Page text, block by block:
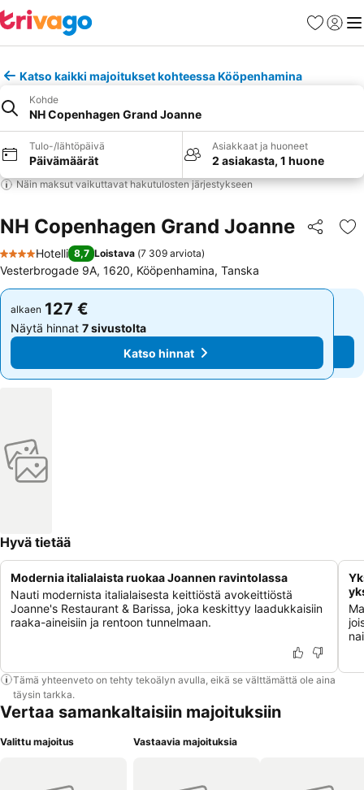
Suosikit
Katso kaikki majoitukset kohteessa Kööpenhamina
Kohde
NH Copenhagen Grand Joanne
Tulo-/lähtöpäivä
Päivämäärät
Asiakkaat ja huoneet
2 asiakasta, 1 huone
Näin maksut vaikuttavat hakutulosten järjestykseen
NH Copenhagen Grand Joanne Jaa
4 Tähtiluokitus
Hotelli 8,7 Loistava (7 309 arviota)
Vesterbrogade 9A, 1620, Kööpenhamina, Tanska
alkaen 127 €
Näytä hinnat 7 sivustolta
Katso hinnat
alkaen 127 €
Näytä hinnat 7 sivustolta
Katso hinnat
Hyvä tietää
Modernia italialaista ruokaa Joannen ravintolassa
Nauti modernista italialaisesta keittiöstä avokeittiöstä
Joanne's Restaurant & Barissa, joka keskittyy laadukkaisiin
raaka-aineisiin ja rentoon tunnelmaan.
Tämä yhteenveto on tehty tekoälyn avulla, eikä se välttämättä ole aina
täysin tarkka.
Vertaa samankaltaisiin majoituksiin
Valittu majoitus Vastaavia majoituksia